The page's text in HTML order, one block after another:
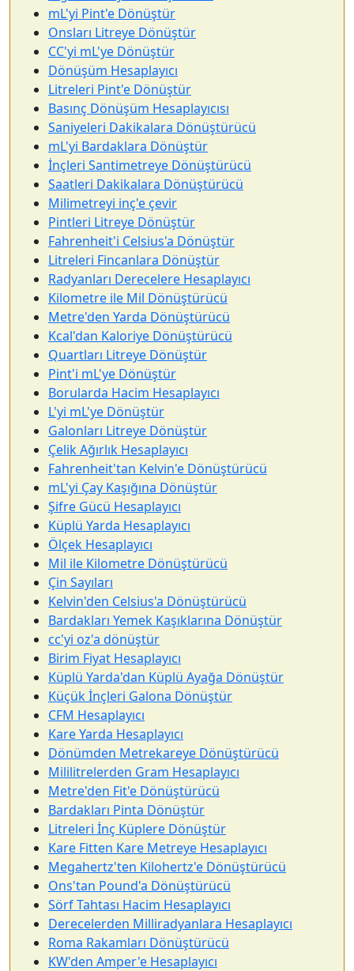
mL'yi Pint'e Dönüştür
Onsları Litreye Dönüştür
CC'yi mL'ye Dönüştür
Dönüşüm Hesaplayıcı
Litreleri Pint'e Dönüştür
Basınç Dönüşüm Hesaplayıcısı
Saniyeleri Dakikalara Dönüştürücü
mL'yi Bardaklara Dönüştür
İnçleri Santimetreye Dönüştürücü
Saatleri Dakikalara Dönüştürücü
Milimetreyi inç'e çevir
Pintleri Litreye Dönüştür
Fahrenheit'i Celsius'a Dönüştür
Litreleri Fincanlara Dönüştür
Radyanları Derecelere Hesaplayıcı
Kilometre ile Mil Dönüştürücü
Metre'den Yarda Dönüştürücü
Kcal'dan Kaloriye Dönüştürücü
Quartları Litreye Dönüştür
Pint'i mL'ye Dönüştür
Borularda Hacim Hesaplayıcı
L'yi mL'ye Dönüştür
Galonları Litreye Dönüştür
Çelik Ağırlık Hesaplayıcı
Fahrenheit'tan Kelvin'e Dönüştürücü
mL'yi Çay Kaşığına Dönüştür
Şifre Gücü Hesaplayıcı
Küplü Yarda Hesaplayıcı
Ölçek Hesaplayıcı
Mil ile Kilometre Dönüştürücü
Çin Sayıları
Kelvin'den Celsius'a Dönüştürücü
Bardakları Yemek Kaşıklarına Dönüştür
cc'yi oz'a dönüştür
Birim Fiyat Hesaplayıcı
Küplü Yarda'dan Küplü Ayağa Dönüştür
Küçük İnçleri Galona Dönüştür
CFM Hesaplayıcı
Kare Yarda Hesaplayıcı
Dönümden Metrekareye Dönüştürücü
Mililitrelerden Gram Hesaplayıcı
Metre'den Fit'e Dönüştürücü
Bardakları Pinta Dönüştür
Litreleri İnç Küplere Dönüştür
Kare Fitten Kare Metreye Hesaplayıcı
Megahertz'ten Kilohertz'e Dönüştürücü
Ons'tan Pound'a Dönüştürücü
Sörf Tahtası Hacim Hesaplayıcı
Derecelerden Milliradyanlara Hesaplayıcı
Roma Rakamları Dönüştürücü
KW'den Amper'e Hesaplayıcı